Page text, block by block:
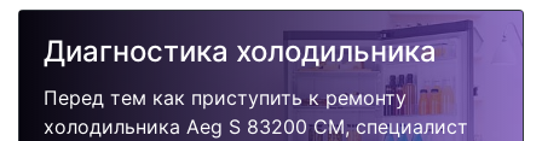
качественно и недорого.
Диагностика холодильника
Перед тем как приступить к ремонту
холодильника Aeg S 83200 CM, специалист